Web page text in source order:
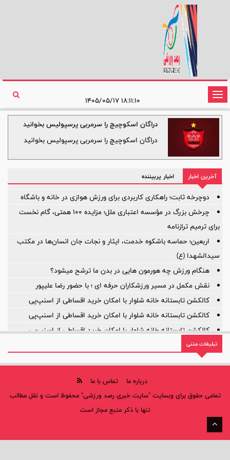
تغییر
وضعیت
ناوبری
دراگان اسکوچیچ را سرمربی پرسپولیس بخوانید
دراگان اسکوچیچ را سرمربی پرسپولیس بخوانید
آخرین اخبار اخبار پربیننده
دوچرخه ثابت؛ راهکاری کاربردی برای ورزش هوازی در خانه و باشگاه
چرخش بزرگ در مؤسسه اعتباری ملل؛ مزایده ۱۰۰ همتی، گام نخست
برای ترمیم ترازنامه
اربعین؛ حماسه باشکوه خدمت، ایثار و نجات جان انسان‌ها در مکتب
سیدالشهدا (ع)
هنگام ورزش چه هورمون هایی در بدن ما ترشح میشود؟
نقش مکمل در مسیر ورزشکاران حرفه ای ؛ با حضور رضا علیپور
کالکشن تابستانه خانه شلوار با امکان خرید اقساطی از اسنپ‌پی
کالکشن تابستانه خانه شلوار با امکان خرید اقساطی از اسنپ‌پی
کالکشن تابستانه خانه شلوار با امکان خرید اقساطی از اسنپ‌پی
روایت یک مأموریت بزرگ؛ ۲۲ سال افتخار، ۲۲ سال توسعه
تبلیغات متنی
درباره ما
تماس با ما
تمامی حقوق برای وبسایت "سایت خبری رصد ورزشی" محفوظ است و نقل مطالب
تنها با ذکر منبع مجاز است